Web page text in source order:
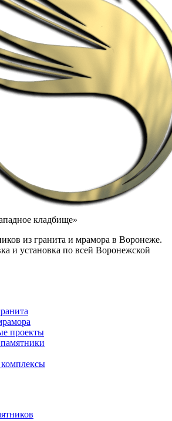
кладбище»
из гранита и мрамора в Воронеже.
и установка по всей Воронежской
проекты